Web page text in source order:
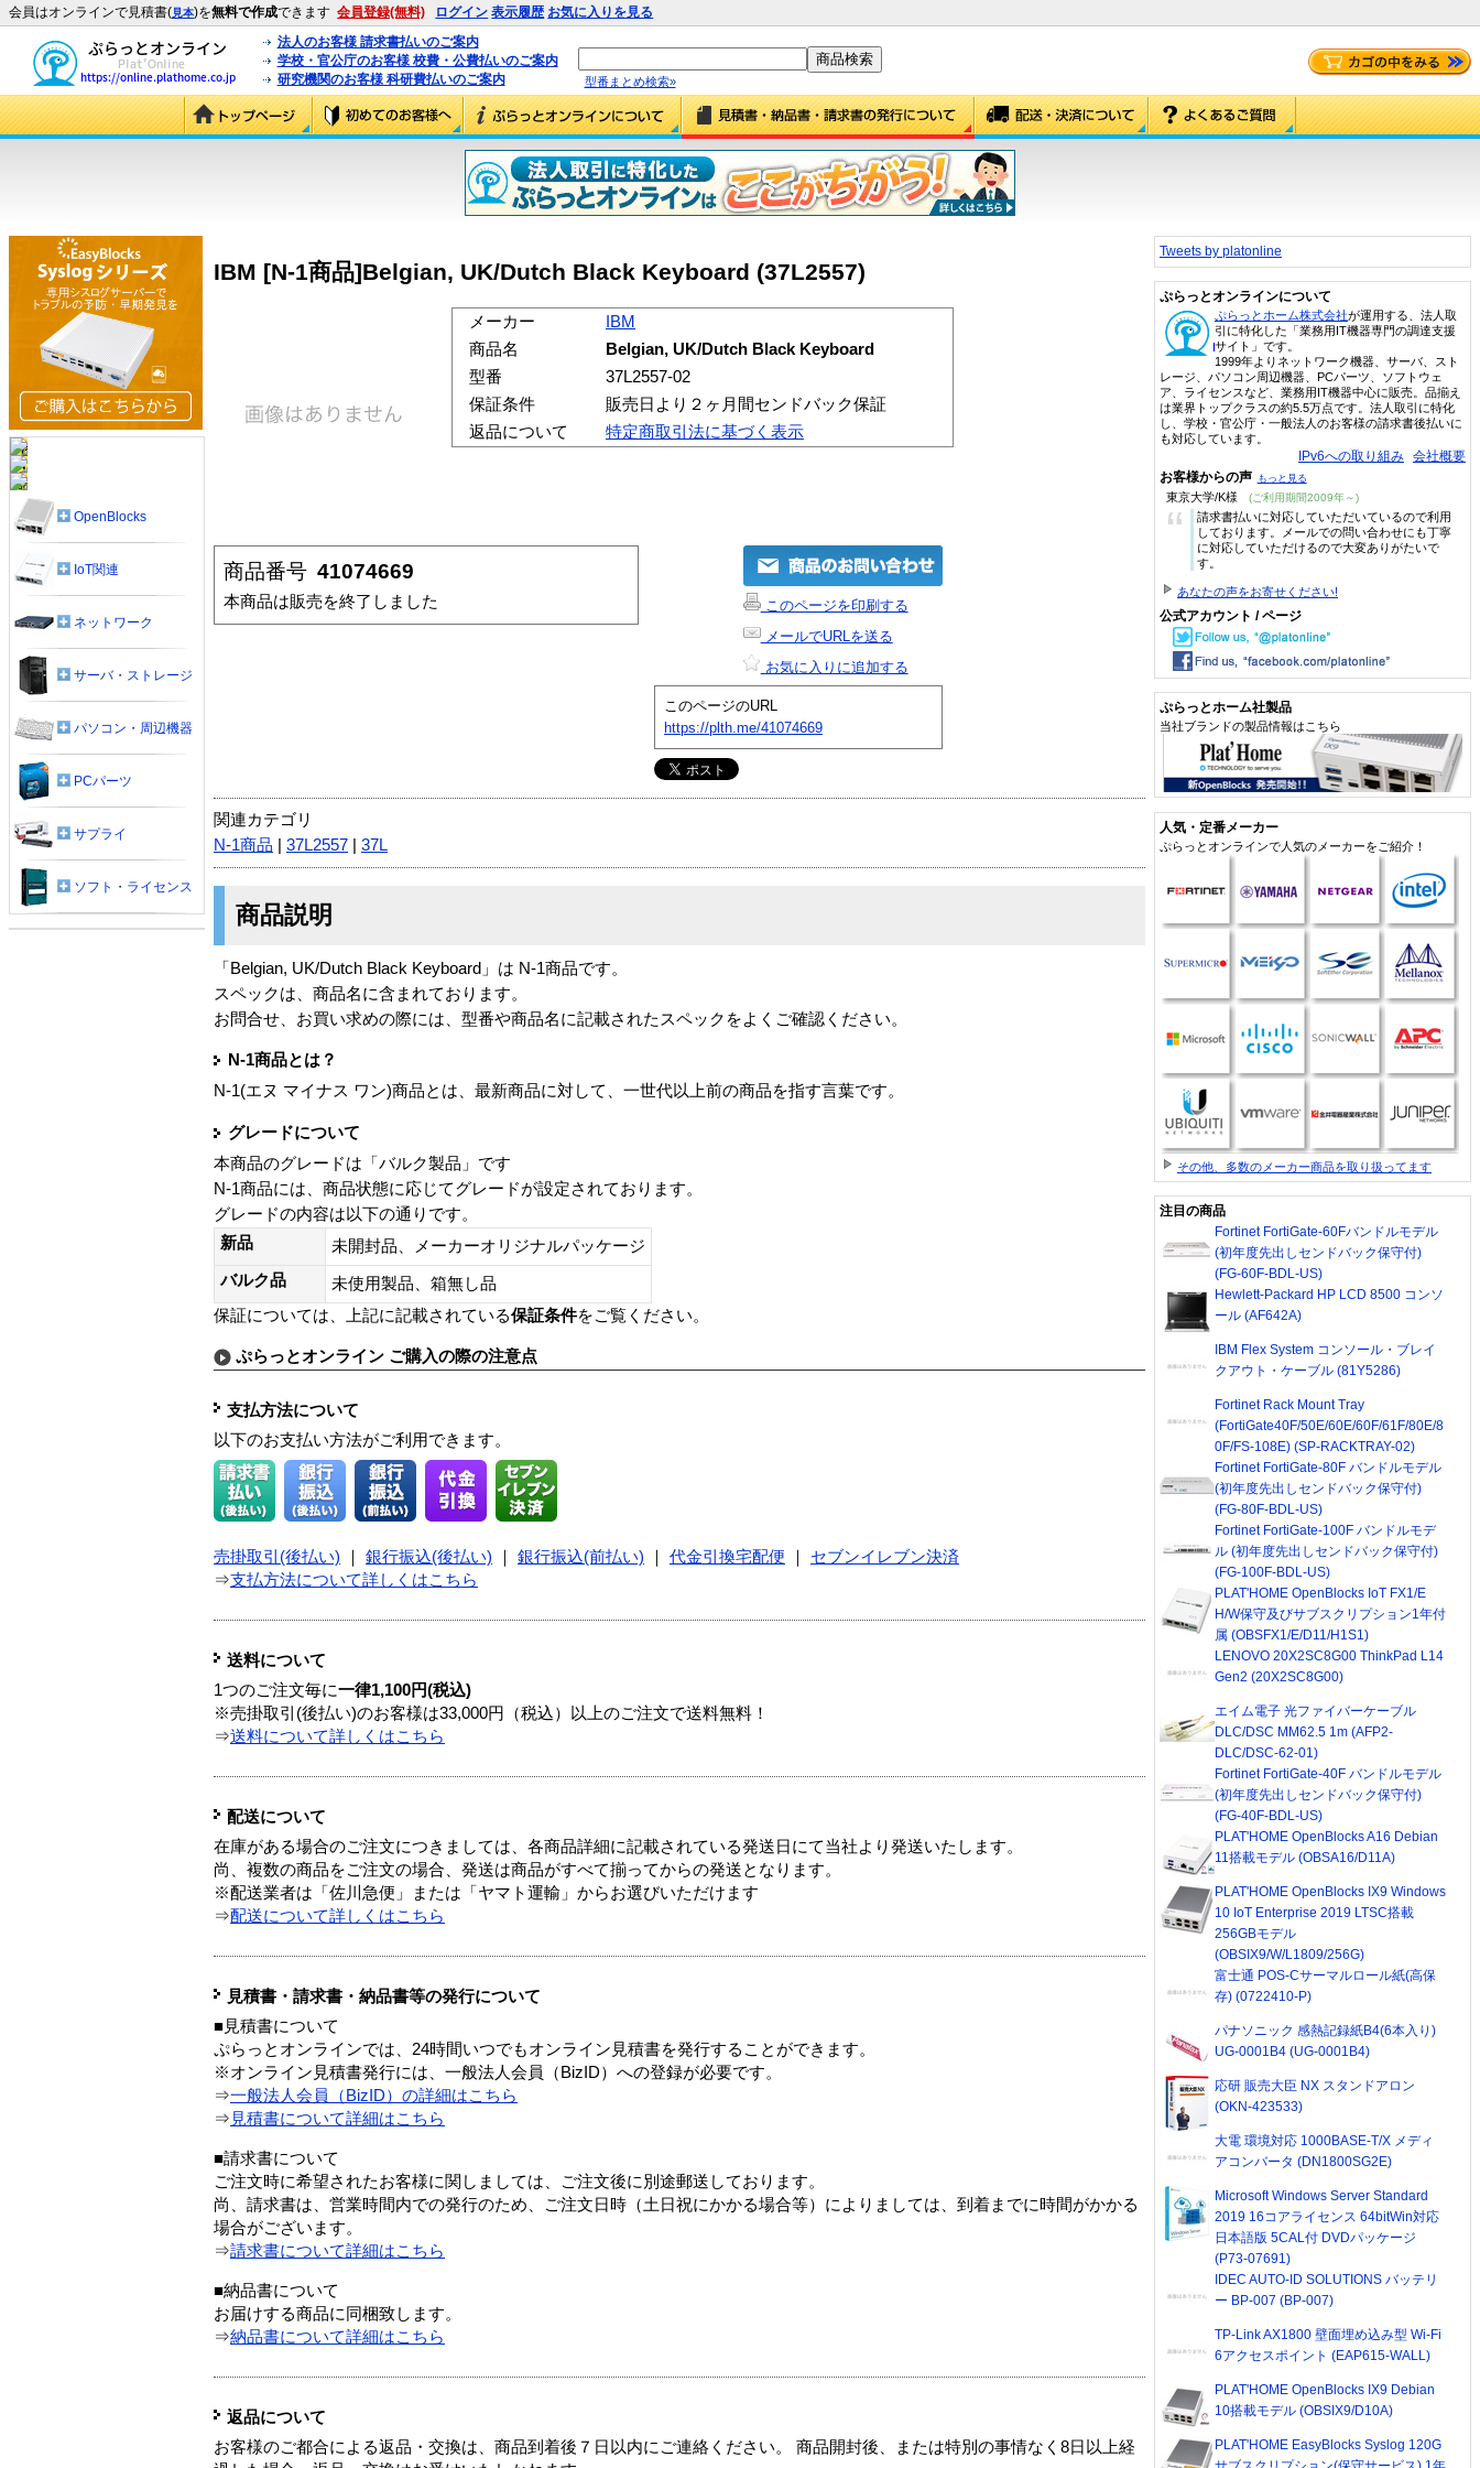
会員はオンラインで見積書(見本)を無料で作成できます 会員登録(無料) ログイン 表示履歴 お気に入りを見る
法人のお客様 請求書払いのご案内
学校・官公庁のお客様 校費・公費払いのご案内
研究機関のお客様 科研費払いのご案内
型番まとめ検索»
IBM [N-1商品]Belgian, UK/Dutch Black Keyboard (37L2557)
メーカー
IBM
商品名
Belgian, UK/Dutch Black Keyboard
型番
37L2557-02
保証条件
販売日より２ヶ月間センドバック保証
返品について
特定商取引法に基づく表示
商品番号 41074669
本商品は販売を終了しました
このページを印刷する
メールでURLを送る
お気に入りに追加する
このページのURL
https://plth.me/41074669
関連カテゴリ
N-1商品
37L2557 37L
商品説明
「Belgian, UK/Dutch Black Keyboard」は N-1商品です。
スペックは、商品名に含まれております。
お問合せ、お買い求めの際には、型番や商品名に記載されたスペックをよくご確認ください。
N-1商品とは？
N-1(エヌ マイナス ワン)商品とは、最新商品に対して、一世代以上前の商品を指す言葉です。
グレードについて
本商品のグレードは「バルク製品」です
N-1商品には、商品状態に応じてグレードが設定されております。
グレードの内容は以下の通りです。
新品
未開封品、メーカーオリジナルパッケージ
バルク品
未使用製品、箱無し品
保証については、上記に記載されている保証条件をご覧ください。
ぷらっとオンライン ご購入の際の注意点
支払方法について
以下のお支払い方法がご利用できます。
売掛取引(後払い) 銀行振込(後払い) 銀行振込(前払い) 代金引換宅配便
セブンイレブン決済
⇒支払方法について詳しくはこちら
送料について
1つのご注文毎に一律1,100円(税込)
※売掛取引(後払い)のお客様は33,000円（税込）以上のご注文で送料無料！
⇒送料について詳しくはこちら
配送について
在庫がある場合のご注文につきましては、各商品詳細に記載されている発送日にて当社より発送いたします。
尚、複数の商品をご注文の場合、発送は商品がすべて揃ってからの発送となります。
※配送業者は「佐川急便」または「ヤマト運輸」からお選びいただけます
⇒配送について詳しくはこちら
見積書・請求書・納品書等の発行について
■見積書について
ぷらっとオンラインでは、24時間いつでもオンライン見積書を発行することができます。
※オンライン見積書発行には、一般法人会員（BizID）への登録が必要です。
⇒一般法人会員（BizID）の詳細はこちら
⇒ 見積書について詳細はこちら
■請求書について
ご注文時に希望されたお客様に関しましては、ご注文後に別途郵送しております。
尚、請求書は、営業時間内での発行のため、ご注文日時（土日祝にかかる場合等）によりましては、到着までに時間がかかる
場合がございます。
⇒請求書について詳細はこちら
■納品書について
お届けする商品に同梱致します。
⇒納品書について詳細はこちら
返品について
お客様のご都合による返品・交換は、商品到着後７日以内にご連絡ください。 商品開封後、または特別の事情なく8日以上経
OpenBlocks
IoT関連
ネットワーク
サーバ・ストレージ
パソコン・周辺機器
PCパーツ
サプライ
ソフト・ライセンス
Tweets by platonline
ぷらっとオンラインについて
ぷらっとホーム株式会社が運用する、法人取
引に特化した「業務用IT機器専門の調達支援
サイト」です。
1999年よりネットワーク機器、サーバ、スト
レージ、パソコン周辺機器、PCパーツ、ソフトウェ
ア、ライセンスなど、業務用IT機器中心に販売。品揃え
は業界トップクラスの約5.5万点です。法人取引に特化
し、学校・官公庁・一般法人のお客様の請求書後払いに
も対応しています。
IPv6への取り組み 会社概要
お客様からの声 もっと見る
東京大学/K様 (ご利用期間2009年～)
“
請求書払いに対応していただいているので利用
しております。メールでの問い合わせにも丁寧
に対応していただけるので大変ありがたいで
す。
あなたの声をお寄せください!
公式アカウント / ページ
ぷらっとホーム社製品
当社ブランドの製品情報はこちら
人気・定番メーカー
ぷらっとオンラインで人気のメーカーをご紹介！
その他、多数のメーカー商品を取り扱ってます
注目の商品
Fortinet FortiGate-60Fバンドルモデル
(初年度先出しセンドバック保守付)
(FG-60F-BDL-US)
Hewlett-Packard HP LCD 8500 コンソ
ール (AF642A)
IBM Flex System コンソール・ブレイ
クアウト・ケーブル (81Y5286)
Fortinet Rack Mount Tray
(FortiGate40F/50E/60E/60F/61F/80E/8
0F/FS-108E) (SP-RACKTRAY-02)
Fortinet FortiGate-80F バンドルモデル
(初年度先出しセンドバック保守付)
(FG-80F-BDL-US)
Fortinet FortiGate-100F バンドルモデ
ル (初年度先出しセンドバック保守付)
(FG-100F-BDL-US)
PLAT'HOME OpenBlocks IoT FX1/E
H/W保守及びサブスクリプション1年付
属 (OBSFX1/E/D11/H1S1)
LENOVO 20X2SC8G00 ThinkPad L14
Gen2 (20X2SC8G00)
エイム電子 光ファイバーケーブル
DLC/DSC MM62.5 1m (AFP2-
DLC/DSC-62-01)
Fortinet FortiGate-40F バンドルモデル
(初年度先出しセンドバック保守付)
(FG-40F-BDL-US)
PLAT'HOME OpenBlocks A16 Debian
11搭載モデル (OBSA16/D11A)
PLAT'HOME OpenBlocks IX9 Windows
10 IoT Enterprise 2019 LTSC搭載
256GBモデル
(OBSIX9/W/L1809/256G)
富士通 POS-Cサーマルロール紙(高保
存) (0722410-P)
パナソニック 感熱記録紙B4(6本入り)
UG-0001B4 (UG-0001B4)
応研 販売大臣 NX スタンドアロン
(OKN-423533)
大電 環境対応 1000BASE-T/X メディ
アコンバータ (DN1800SG2E)
Microsoft Windows Server Standard
2019 16コアライセンス 64bitWin対応
日本語版 5CAL付 DVDパッケージ
(P73-07691)
IDEC AUTO-ID SOLUTIONS バッテリ
ー BP-007 (BP-007)
TP-Link AX1800 壁面埋め込み型 Wi-Fi
6アクセスポイント (EAP615-WALL)
PLAT'HOME OpenBlocks IX9 Debian
10搭載モデル (OBSIX9/D10A)
PLAT'HOME EasyBlocks Syslog 120G